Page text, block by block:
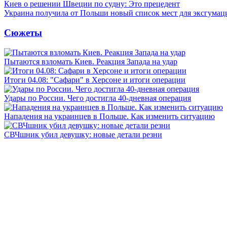
Киев о решении Швеции по судну: Это прецедент
Украина получила от Польши новый список мест для
Сюжеты
Пытаются взломать Киев. Реакция Запада на удар
Итоги 04.08: "Сафари" в Херсоне и итоги операции
Удары по России. Чего достигла 40-дневная операция
Нападения на украинцев в Польше. Как изменить ситуацию
СВЧшник убил девушку: новые детали резни